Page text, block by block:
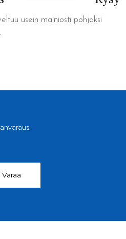
usein mainiosti pohjaksi
Varaa